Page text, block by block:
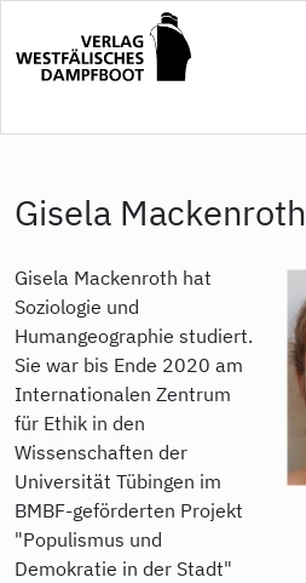
Inhalt
Gisela Mackenroth
Gisela Mackenroth hat
Soziologie und
Humangeographie studiert.
Sie war bis Ende 2020 am
Internationalen Zentrum
für Ethik in den
Wissenschaften der
Universität Tübingen im
BMBF-geförderten Projekt
"Populismus und
Demokratie in der Stadt"